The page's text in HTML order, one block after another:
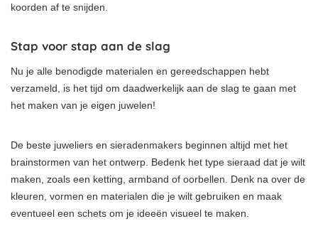
koorden af ​​te snijden.
Stap voor stap aan de slag
Nu je alle benodigde materialen en gereedschappen hebt
verzameld, is het tijd om daadwerkelijk aan de slag te gaan met
het maken van je eigen juwelen!
De beste juweliers en sieradenmakers beginnen altijd met het
brainstormen van het ontwerp. Bedenk het type sieraad dat je wilt
maken, zoals een ketting, armband of oorbellen. Denk na over de
kleuren, vormen en materialen die je wilt gebruiken en maak
eventueel een schets om je ideeën visueel te maken.